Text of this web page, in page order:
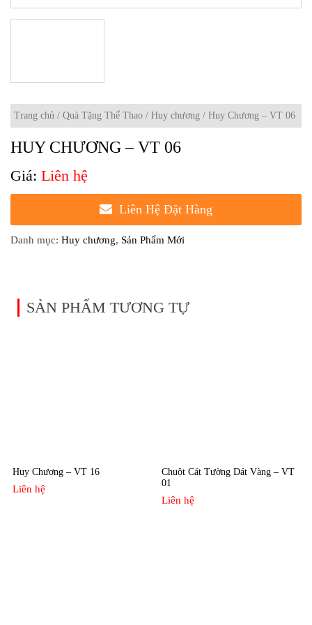
Trang chủ / Quà Tặng Thể Thao / Huy chương / Huy Chương – VT 06
HUY CHƯƠNG – VT 06
Liên hệ
Liên Hệ Đặt Hàng
Danh mục: Huy chương, Sản Phẩm Mới
SẢN PHẨM TƯƠNG TỰ
Huy Chương – VT 16
Liên hệ
Chuột Cát Tường Dát Vàng – VT
01
Liên hệ